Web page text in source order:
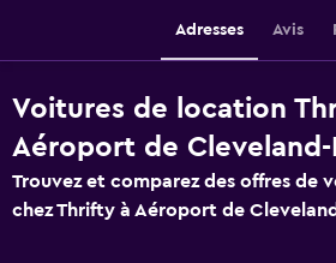
Adresses Avis
Voitures de location
Aéroport de Cleveland-
Trouvez et comparez des offres de
chez Thrifty à Aéroport de